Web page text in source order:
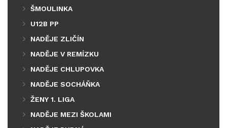
ŠMOULINKA
U12B PP
NADĚJE ZLIČÍN
NADĚJE V REMÍZKU
NADĚJE CHLUPOVKA
NADĚJE SOCHÁŇKA
ŽENY 1. LIGA
NADĚJE MEZI ŠKOLAMI